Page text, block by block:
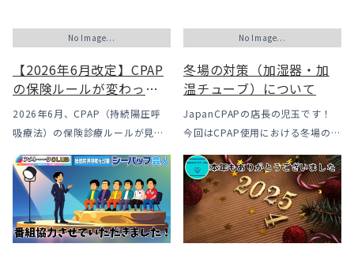
No Image...
【2026年6月改定】CPAP
の保険ルールが変わった
｜CPAPが使えなくなるか
も？変更のメリット・デ
う選択肢
2026年6月、CPAP（持続陽圧呼
吸療法）の保険診療ルールが見直
ルは下がった一方で、「続ける」
ための条件はこれまでより厳しく
なっています。この記事では、何
がどう変わったのかを患者様の立
場で […]
No Image...
冬場の対策（加湿器・加
温チューブ）について
JapanCPAPの店長の児玉です！
今回はCPAP使用における冬場のよ
露」についてのお話をさせて頂き
ます。 我々の拠点の北陸はCPAP
使用時に「乾燥・寒さ・結露」が
起こりやすい地域です、その […]